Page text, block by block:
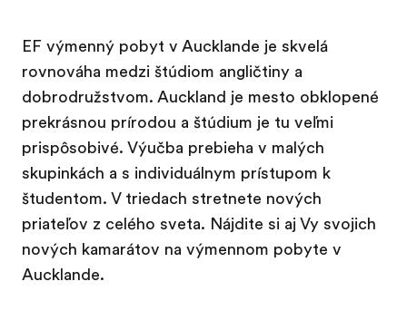
Kariéra v EF
Staňte sa súčasťou tímu
EF výmenný pobyt v Aucklande je skvelá
rovnováha medzi štúdiom angličtiny a
dobrodružstvom. Auckland je mesto obklopené
prekrásnou prírodou a štúdium je tu veľmi
prispôsobivé. Výučba prebieha v malých
skupinkách a s individuálnym prístupom k
študentom. V triedach stretnete nových
priateľov z celého sveta. Nájdite si aj Vy svojich
nových kamarátov na výmennom pobyte v
Aucklande.